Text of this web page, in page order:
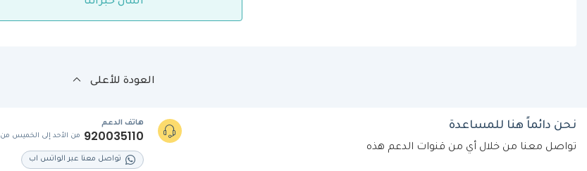
العودة للأعلى
نحن دائماً هنا للمساعدة
تواصل معنا من خلال أي من قنوات الدعم هذه
هاتف الدعم
920035110 من الأحد إلى الخميس من 9 صباحًا وحتى 5 مساءً
تواصل معنا عبر الواتس اب